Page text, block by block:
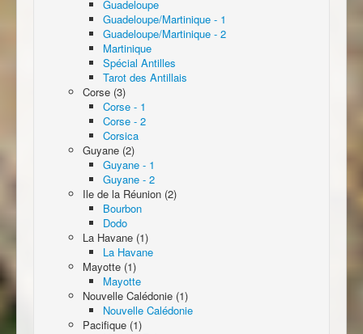
Guadeloupe
Guadeloupe/Martinique - 1
Guadeloupe/Martinique - 2
Martinique
Spécial Antilles
Tarot des Antillais
Corse (3)
Corse - 1
Corse - 2
Corsica
Guyane (2)
Guyane - 1
Guyane - 2
Ile de la Réunion (2)
Bourbon
Dodo
La Havane (1)
La Havane
Mayotte (1)
Mayotte
Nouvelle Calédonie (1)
Nouvelle Calédonie
Pacifique (1)